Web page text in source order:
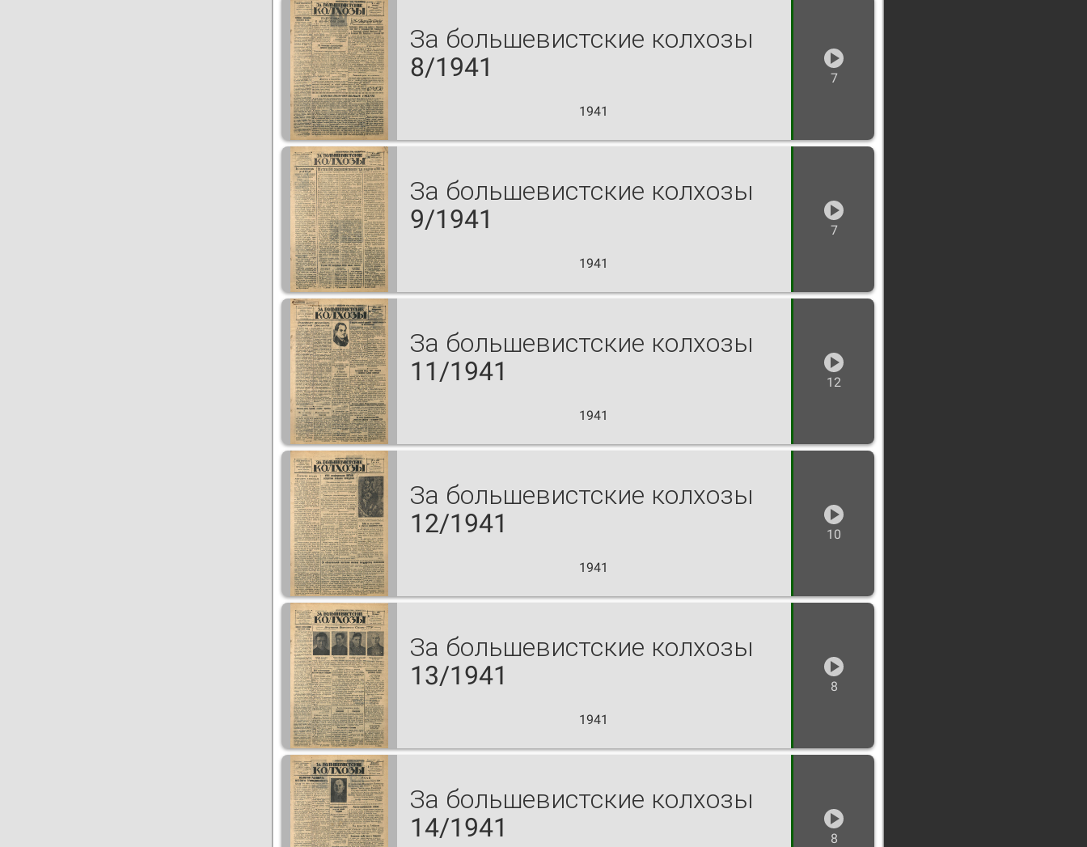
За большевистские колхозы
8/1941
1941
7
За большевистские колхозы
9/1941
1941
7
За большевистские колхозы
11/1941
1941
12
За большевистские колхозы
12/1941
1941
10
За большевистские колхозы
13/1941
1941
8
За большевистские колхозы
14/1941
8